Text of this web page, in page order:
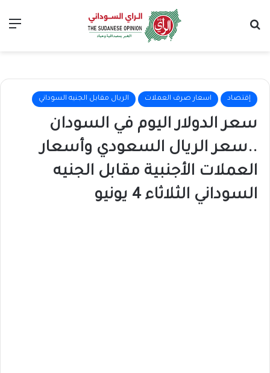
إقتصاد اسعار صرف العملات الريال مقابل الجنيه السوداني
سعر الدولار اليوم في السودان
..سعر الريال السعودي وأسعار
العملات الأجنبية مقابل الجنيه
السوداني الثلاثاء 4 يونيو